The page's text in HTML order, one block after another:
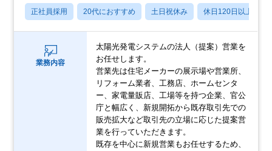
正社員採用 20代におすすめ 土日祝休み 休日120日以上
業務内容
太陽光発電システムの法人（提案）営業を
お任せします。
営業先は住宅メーカーの展示場や営業所、
リフォーム業者、工務店、ホームセンタ
ー、家電量販店、工場等を持つ企業、官公
庁と幅広く、新規開拓から既存取引先での
販売拡大など取引先の立場に応じた提案営
業を行っていただきます。
既存を中心に新規営業もお任せするため、